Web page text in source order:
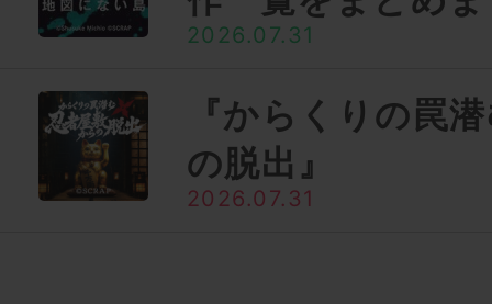
2026.07.31
『からくりの罠
の脱出』
2026.07.31